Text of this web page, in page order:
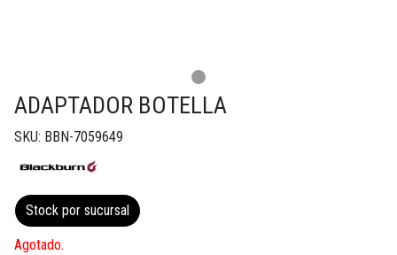
ADAPTADOR BOTELLA
SKU: BBN-7059649
Stock por sucursal
Agotado.